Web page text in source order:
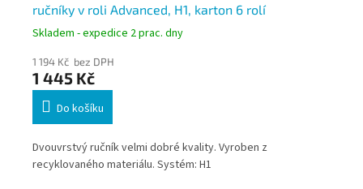
ručníky v roli Advanced, H1, karton 6 rolí
Skladem - expedice 2 prac. dny
1 194 Kč bez DPH
1 445 Kč
Do košíku
Dvouvrstvý ručník velmi dobré kvality. Vyroben z
recyklovaného materiálu. Systém: H1